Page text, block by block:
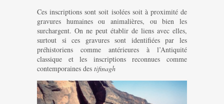
Ces inscriptions sont soit isolées soit à proximité de
gravures humaines ou animalières, ou bien les
surchargent. On ne peut établir de liens avec elles,
surtout si ces gravures sont identifiées par les
préhistoriens comme antérieures à l’Antiquité
classique et les inscriptions reconnues comme
contemporaines des tifinagh